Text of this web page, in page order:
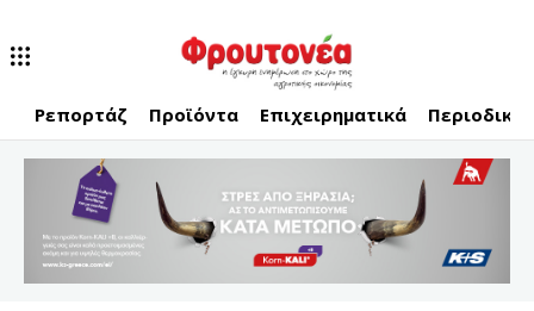
Ρεπορτάζ Προϊόντα Επιχειρηματικά Περιοδικό